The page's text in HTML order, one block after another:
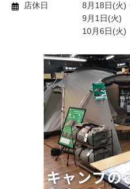
店休日
8月18日(火)
9月1日(火)
10月6日(火)